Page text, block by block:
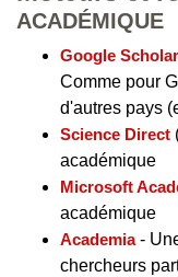
ACADÉMIQUE
Google Scholar
Comme pour
d'autres pays
Science Direct
académique
Microsoft
académique
Academia-
chercheurs